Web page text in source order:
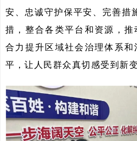
安、忠诚守护保平安、完善措
措，整合各类平台和资源，推
合力提升区域社会治理体系和
平，让人民群众真切感受到新